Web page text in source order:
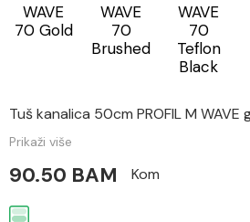
WAVE
70 Gold
WAVE
70
Brushed
WAVE
70
Teflon
Black
Tuš kanalica 50cm PROFIL M
Prikaži više
90.50 BAM Kom